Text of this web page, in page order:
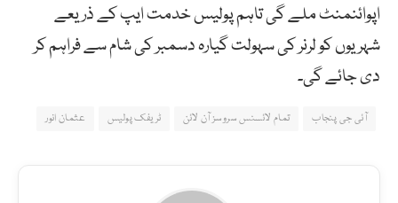
اپوائنمنٹ ملے گی تاہم پولیس خدمت ایپ کے ذریعے
شہریوں کو لرنر کی سہولت گیارہ دسمبر کی شام سے فراہم کر
دی جائے گی۔
آئی جی پنجاب تمام لائسنس سروسز آن لائن ٹریفک پولیس عثمان انور